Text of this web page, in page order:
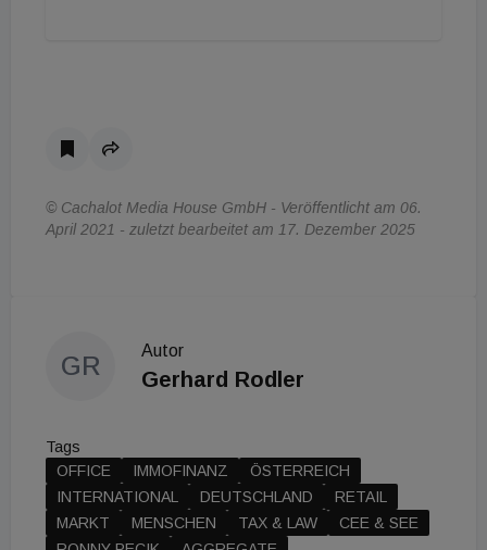
© Cachalot Media House GmbH - Veröffentlicht am 06.
April 2021 - zuletzt bearbeitet am 17. Dezember 2025
GR
Autor
Gerhard Rodler
Tags
OFFICE
IMMOFINANZ
ÖSTERREICH
INTERNATIONAL
DEUTSCHLAND
RETAIL
MARKT
MENSCHEN TAX & LAW
CEE & SEE